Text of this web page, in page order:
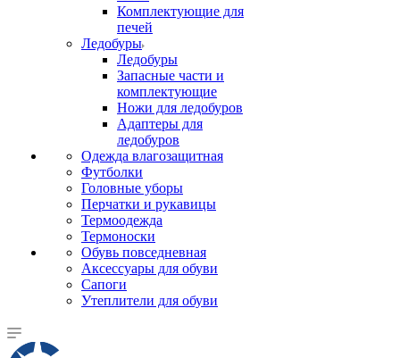
Комплектующие для
печей
Ледобуры
Ледобуры
Запасные части и
комплектующие
Ножи для ледобуров
Адаптеры для
ледобуров
Одежда влагозащитная
Футболки
Головные уборы
Перчатки и рукавицы
Термоодежда
Термоноски
Обувь повседневная
Аксессуары для обуви
Сапоги
Утеплители для обуви